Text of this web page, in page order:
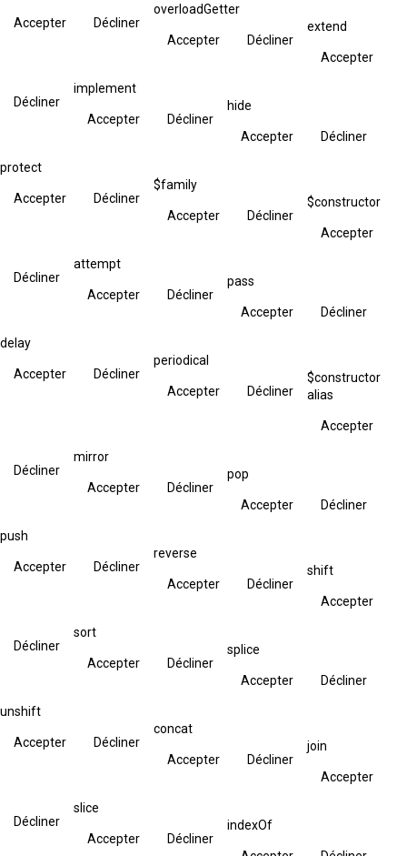
Accepter Décliner
overloadGetter
Accepter Décliner
extend
Accepter
Décliner
implement
Accepter Décliner
hide
Accepter Décliner
protect
Accepter Décliner
$family
Accepter Décliner
$constructor
Accepter
Décliner
attempt
Accepter Décliner
pass
Accepter Décliner
delay
Accepter Décliner
periodical
Accepter Décliner
$constructor
alias
Accepter
Décliner
mirror
Accepter Décliner
pop
Accepter Décliner
push
Accepter Décliner
reverse
Accepter Décliner
shift
Accepter
Décliner
sort
Accepter Décliner
splice
Accepter Décliner
unshift
Accepter Décliner
concat
Accepter Décliner
join
Accepter
Décliner
slice
Accepter Décliner
indexOf